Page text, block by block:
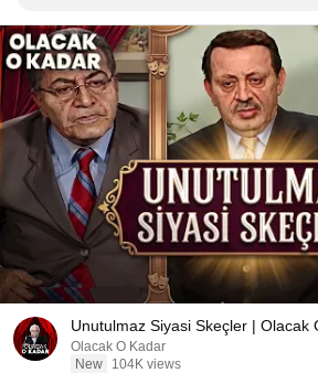
Unutulmaz Siyasi Skeçler | Olacak
Olacak O Kadar
New
104K views